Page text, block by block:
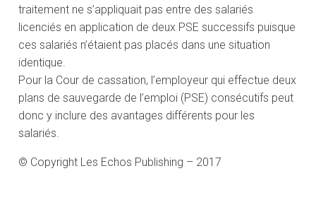
traitement ne s’appliquait pas entre des salariés
licenciés en application de deux PSE successifs puisque
ces salariés n’étaient pas placés dans une situation
identique.
Pour la Cour de cassation, l’employeur qui effectue deux
plans de sauvegarde de l’emploi (PSE) consécutifs peut
donc y inclure des avantages différents pour les
salariés.
© Copyright Les Echos Publishing – 2017